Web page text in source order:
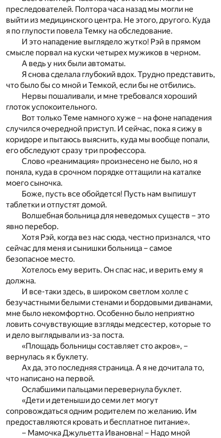
преследователей. Полтора часа назад мы могли не
выйти из медицинского центра. Не этого, другого. Куда
я по глупости повела Темку на обследование.
И это нападение выглядело жутко! Рэй в прямом
смысле порвал на куски четырех мужиков в черном.
А ведь у них были автоматы.
Я снова сделала глубокий вдох. Трудно представить,
что было бы со мной и Темкой, если бы не отбились.
Нервы пошаливали, и мне требовался хороший
глоток успокоительного.
Вот только Теме намного хуже – на фоне нападения
случился очередной приступ. И сейчас, пока я сижу в
коридоре и пытаюсь выяснить, куда мы вообще попали,
его обследуют сразу три профессора.
Слово «реанимация» произнесено не было, но я
поняла, куда в срочном порядке оттащили на каталке
моего сыночка.
Боже, пусть все обойдется! Пусть нам выпишут
таблетки и отпустят домой.
Волшебная больница для неведомых существ – это
явно перебор.
Хотя Рэй, когда вез нас сюда, честно признался, что
сейчас для меня и сынишки больница – самое
безопасное место.
Хотелось ему верить. Он спас нас, и верить ему я
должна.
И все-таки здесь, в широком светлом холле с
безучастными белыми стенами и бордовыми диванами,
мне было некомфортно. Особенно было неприятно
ловить сочувствующие взгляды медсестер, которые то
и дело выглядывали из-за поста.
«Площадь больницы составляет сто акров», –
вернулась я к буклету.
Ах да, это последняя страница. А я не дочитала то,
что написано на первой.
Ослабшими пальцами перевернула буклет.
«Дети и детеныши до семи лет могут
сопровождаться одним родителем по желанию. Им
предоставляются кровать и бесплатное питание».
– Мамочка Джульетта Ивановна! – Надо мной